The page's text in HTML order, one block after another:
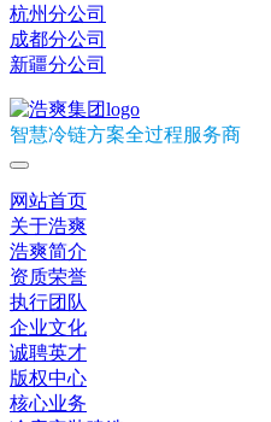
杭州分公司
成都分公司
新疆分公司
智慧冷链方案全过程服务商
网站首页
关于浩爽
浩爽简介
资质荣誉
执行团队
企业文化
诚聘英才
版权中心
核心业务